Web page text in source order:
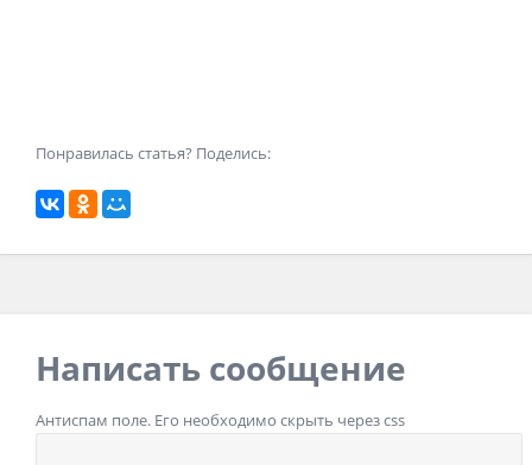
Понравилась статья? Поделись:
Написать сообщение
Антиспам поле. Его необходимо скрыть через css